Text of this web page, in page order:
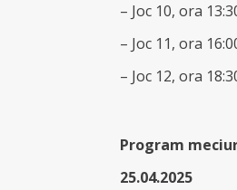
– Joc 10, ora
– Joc 11, ora
– Joc 12, ora
Program
25.04.2025